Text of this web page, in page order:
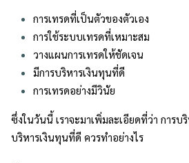
การเทรดที่เป็นตัวของตัวเอง
การใช้ระบบเทรดที่เหมาะสม
วางแผนการเทรดให้ชัดเจน
มีการบริหารเงินทุนที่ดี
การเทรดอย่างมีวินัย
ซึ่งในวันนี้ เราจะมาเพิ่มละเอียดที่ว่า การบ
บริหารเงินทุนที่ดี ควรทำอย่างไร